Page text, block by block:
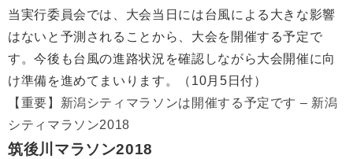
当実行委員会では、大会当日には台風による大きな影響
はないと予測されることから、大会を開催する予定で
す。今後も台風の進路状況を確認しながら大会開催に向
け準備を進めてまいります。（10月5日付）
【重要】新潟シティマラソンは開催する予定です – 新潟
シティマラソン2018
筑後川マラソン2018